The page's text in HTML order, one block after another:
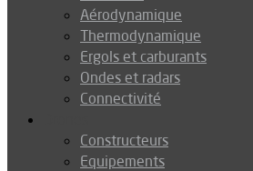
Aérodynamique
Thermodynamique
Ergols et carburants
Ondes et radars
Connectivité
Constructeurs
Equipements